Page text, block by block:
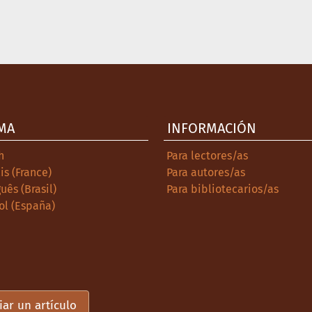
(France)
(Brasil)
(España)
INFORMACIÓN
Para lectores/as
Para autores/as
Para bibliotecarios/as
un artículo